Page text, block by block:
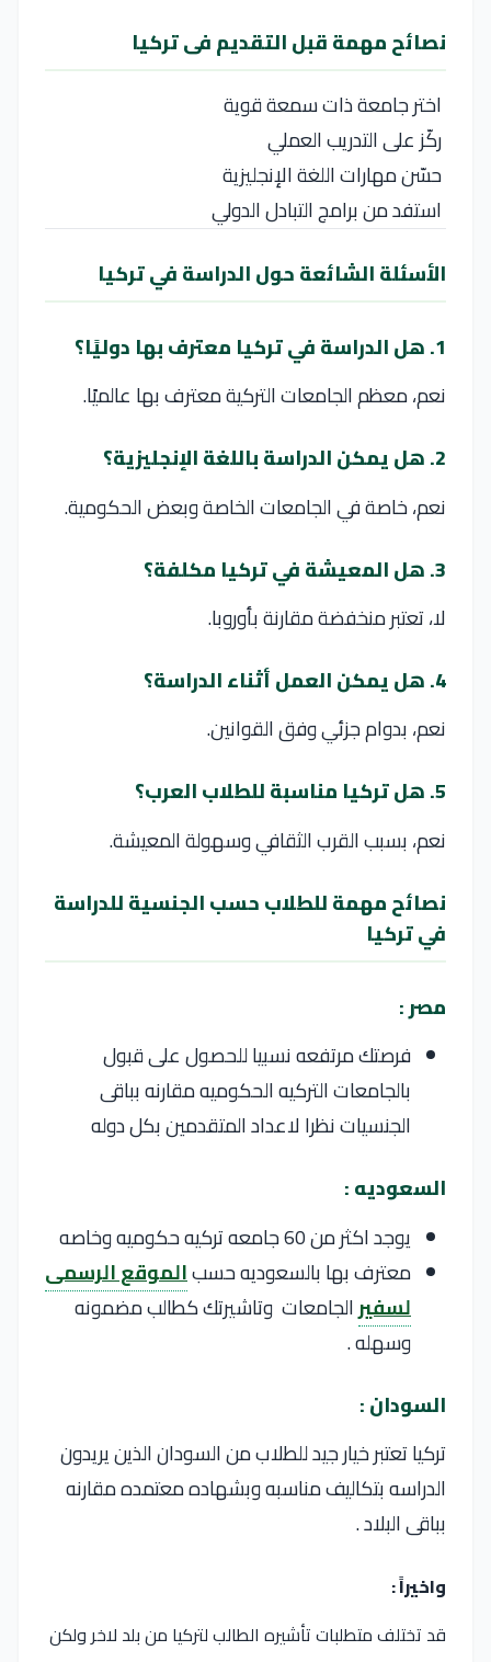
نصائح مهمة قبل التقديم فى تركيا
اختر جامعة ذات سمعة قوية
ركّز على التدريب العملي
حسّن مهارات اللغة الإنجليزية
استفد من برامج التبادل الدولي
الأسئلة الشائعة حول الدراسة في تركيا
1. هل الدراسة في تركيا معترف بها دوليًا؟
نعم، معظم الجامعات التركية معترف بها عالميًا.
2. هل يمكن الدراسة باللغة الإنجليزية؟
نعم، خاصة في الجامعات الخاصة وبعض الحكومية.
3. هل المعيشة في تركيا مكلفة؟
لا، تعتبر منخفضة مقارنة بأوروبا.
4. هل يمكن العمل أثناء الدراسة؟
نعم، بدوام جزئي وفق القوانين.
5. هل تركيا مناسبة للطلاب العرب؟
نعم، بسبب القرب الثقافي وسهولة المعيشة.
نصائح مهمة للطلاب حسب الجنسية للدراسة
في تركيا
مصر :
فرصتك مرتفعه نسبيا للحصول على قبول
بالجامعات التركيه الحكوميه مقارنه بباقى
الجنسيات نظرا لاعداد المتقدمين بكل دوله
السعوديه :
يوجد اكثر من 60 جامعه تركيه حكوميه وخاصه
معترف بها بالسعوديه حسبالموقع الرسمى
لسفيرالجامعات وتاشيرتك كطالب مضمونه
وسهله .
السودان :
تركيا تعتبر خيار جيد للطلاب من السودان الذين يريدون
الدراسه بتكاليف مناسبه وبشهاده معتمده مقارنه
بباقى البلاد .
واخيراً :
قد تختلف متطلبات تأشيره الطالب لتركيا من بلد لاخر ولكن